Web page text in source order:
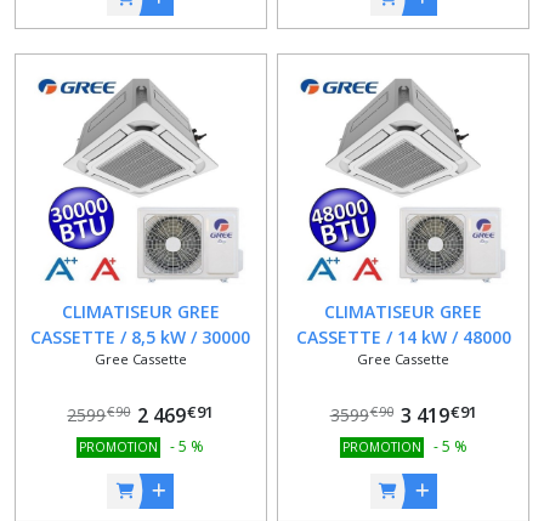
CLIMATISEUR GREE
CASSETTE / 8,5 kW / 30000
BTU / 8 VOIES / PANNEAU ET
Gree Cassette
2599€90 2 469€91
PROMOTION -5 %
CLIMATISEUR GREE
CASSETTE / 14 kW / 48000
BTU / 8 VOIES / PANNEAU ET
Gree Cassette
3599€90 3 419€91
PROMOTION - 5 %